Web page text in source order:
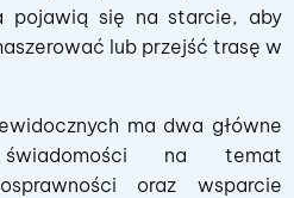
pojawią się na starcie, aby
lub przejść trasę w
ma dwa główne
na temat
oraz wsparcie